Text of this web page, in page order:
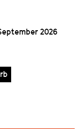
2026